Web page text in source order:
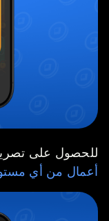
للحصول على
أعمال من أي